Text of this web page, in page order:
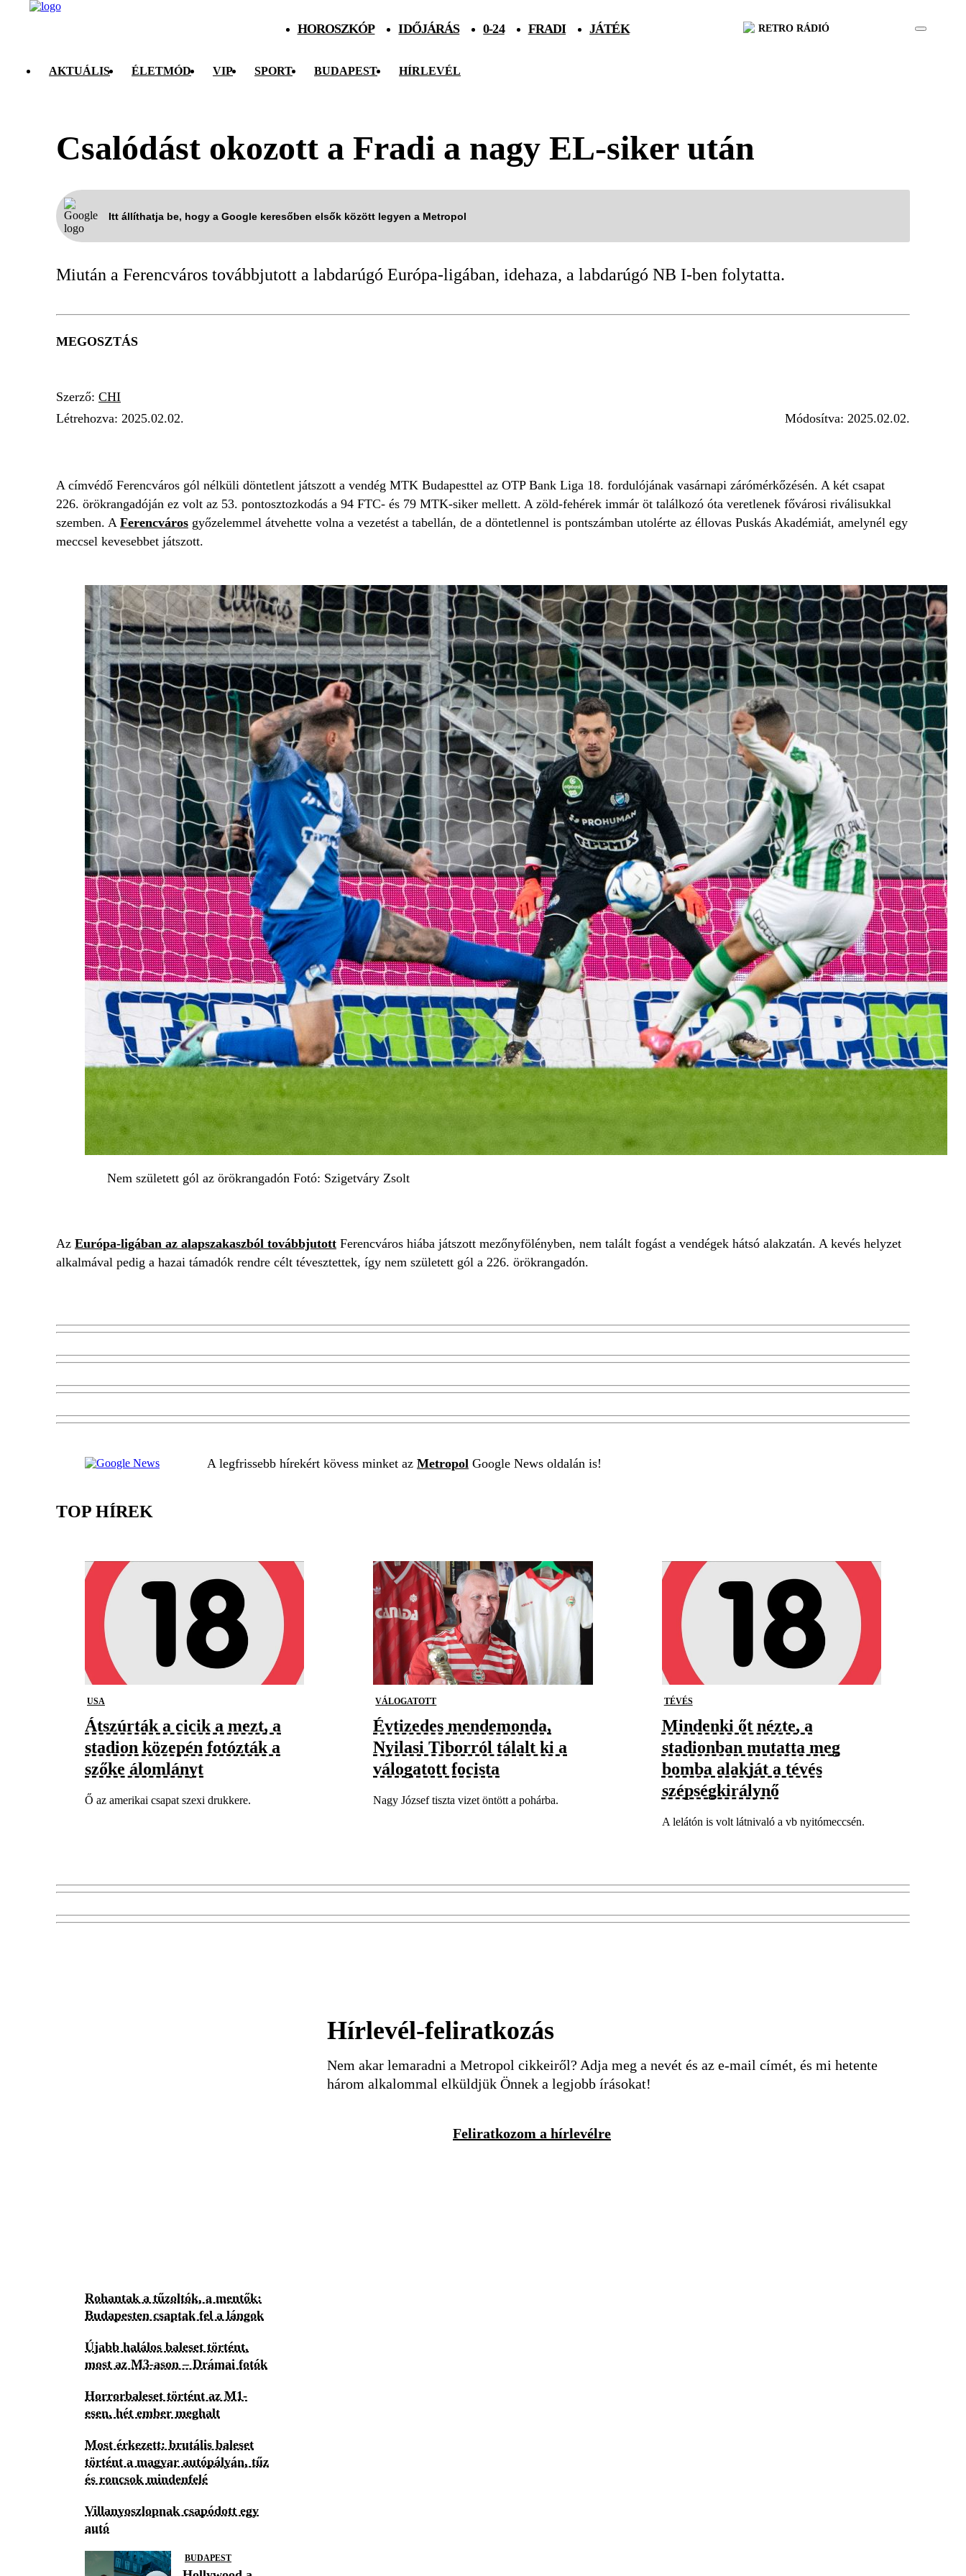
HOROSZKÓP IDŐJÁRÁS 0-24 FRADI JÁTÉK RETRO RÁDIÓ
AKTUÁLIS ÉLETMÓD VIP SPORT BUDAPEST HÍRLEVÉL
Csalódást okozott a Fradi a nagy EL-siker után
Itt állíthatja be, hogy a Google keresőben elsők között legyen a Metropol
Miután a Ferencváros továbbjutott a labdarúgó Európa-ligában, idehaza, a labdarúgó NB I-ben folytatta.
MEGOSZTÁS
Szerző: CHI
Létrehozva: 2025.02.02. Módosítva: 2025.02.02.
A címvédő Ferencváros gól nélküli döntetlent játszott a vendég MTK Budapesttel az OTP Bank Liga 18. fordulójának vasárnapi zárómérkőzésén. A két csapat
226. örökrangadóján ez volt az 53. pontosztozkodás a 94 FTC- és 79 MTK-siker mellett. A zöld-fehérek immár öt találkozó óta veretlenek fővárosi riválisukkal
szemben. A Ferencváros győzelemmel átvehette volna a vezetést a tabellán, de a döntetlennel is pontszámban utolérte az éllovas Puskás Akadémiát, amelynél egy
meccsel kevesebbet játszott.
Nem született gól az örökrangadón Fotó: Szigetváry Zsolt
Az Európa-ligában az alapszakaszból továbbjutott Ferencváros hiába játszott mezőnyfölényben, nem talált fogást a vendégek hátsó alakzatán. A kevés helyzet
alkalmával pedig a hazai támadók rendre célt tévesztettek, így nem született gól a 226. örökrangadón.
A legfrissebb hírekért kövess minket az Metropol Google News oldalán is!
TOP HÍREK
USA
Átszúrták a cicik a mezt, a
stadion közepén fotózták a
szőke álomlányt
Ő az amerikai csapat szexi drukkere.
VÁLOGATOTT
Évtizedes mendemonda,
Nyilasi Tiborról tálalt ki a
válogatott focista
Nagy József tiszta vizet öntött a pohárba.
TÉVÉS
Mindenki őt nézte, a
stadionban mutatta meg
bomba alakját a tévés
szépségkirálynő
A lelátón is volt látnivaló a vb nyitómeccsén.
Hírlevél-feliratkozás
Nem akar lemaradni a Metropol cikkeiről? Adja meg a nevét és az e-mail címét, és mi hetente
három alkalommal elküldjük Önnek a legjobb írásokat!
Feliratkozom a hírlevélre
Rohantak a tűzoltók, a mentők:
Budapesten csaptak fel a lángok
Újabb halálos baleset történt,
most az M3-ason – Drámai fotók
Horrorbaleset történt az M1-
esen, hét ember meghalt
Most érkezett: brutális baleset
történt a magyar autópályán, tűz
és roncsok mindenfelé
Villanyoszlopnak csapódott egy
autó
BUDAPEST